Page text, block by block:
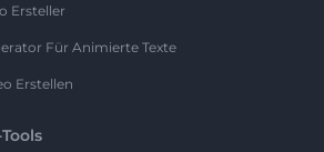
Ersteller
Für Animierte Texte
Erstellen